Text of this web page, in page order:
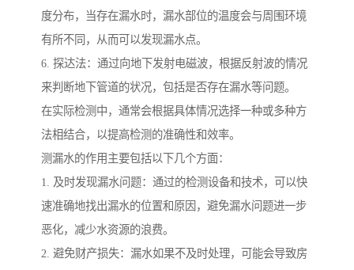
度分布，当存在漏水时，漏水部位的温度会与周围环境
有所不同，从而可以发现漏水点。
6. 探达法：通过向地下发射电磁波，根据反射波的情况
来判断地下管道的状况，包括是否存在漏水等问题。
在实际检测中，通常会根据具体情况选择一种或多种方
法相结合，以提高检测的准确性和效率。
测漏水的作用主要包括以下几个方面：
1. 及时发现漏水问题：通过的检测设备和技术，可以快
速准确地找出漏水的位置和原因，避免漏水问题进一步
恶化，减少水资源的浪费。
2. 避免财产损失：漏水如果不及时处理，可能会导致房